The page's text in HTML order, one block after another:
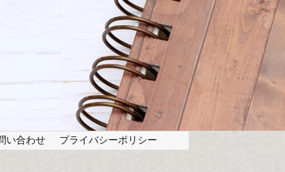
い合わせ プライバシーポリシー